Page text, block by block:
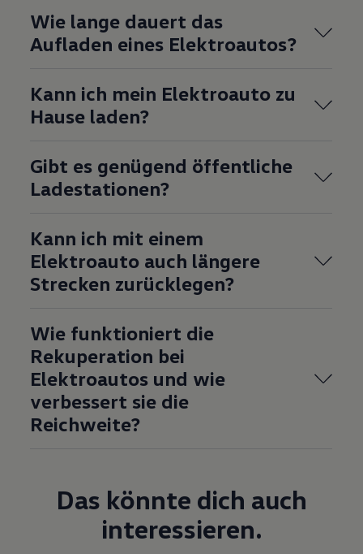
Wie lange dauert das
Aufladen eines Elektroautos?
Kann ich mein Elektroauto zu
Hause laden?
Gibt es genügend öffentliche
Ladestationen?
Kann ich mit einem
Elektroauto auch längere
Strecken zurücklegen?
Wie funktioniert die
Rekuperation bei
Elektroautos und wie
verbessert sie die
Reichweite?
Das könnte dich auch
interessieren.